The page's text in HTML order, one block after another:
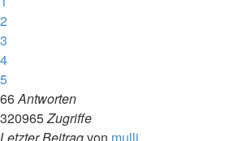
2
3
4
5
66Antworten
320965Zugriffe